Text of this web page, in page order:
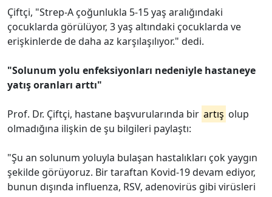
Çiftçi, "Strep-A çoğunlukla 5-15 yaş aralığındaki
çocuklarda görülüyor, 3 yaş altındaki çocuklarda ve
erişkinlerde de daha az karşılaşılıyor." dedi.
"Solunum yolu enfeksiyonları nedeniyle hastaneye
yatış oranları arttı"
Prof. Dr. Çiftçi, hastane başvurularında bir artış olup
olmadığına ilişkin de şu bilgileri paylaştı:
"Şu an solunum yoluyla bulaşan hastalıkları çok yaygın
şekilde görüyoruz. Bir taraftan Kovid-19 devam ediyor,
bunun dışında influenza, RSV, adenovirüs gibi virüsleri